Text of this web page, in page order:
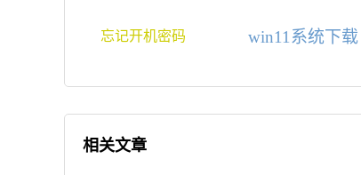
忘记开机密码 win11系统下载
相关文章